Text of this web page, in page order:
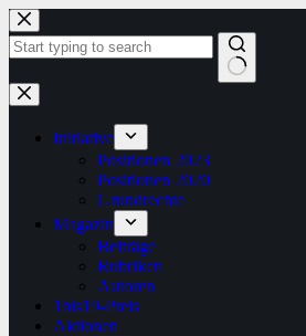
Zum
Inhalt
springen
Keine
Ergebnisse
Initiative
Positionen 2023
Positionen 2020
Grundrechte
Magazin
Beiträge
Rubriken
Autoren
1bis19-Preis
Aktionen